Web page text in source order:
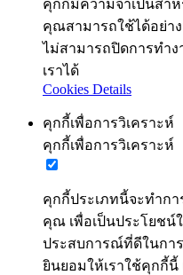
คุกกี้มีความจำเป็นสำห
คุณสามารถใช้ได้อย่า
ไม่สามารถปิดการทำ
เราได้
Cookies Details
คุกกี้เพื่อการวิเคราะห์
คุกกี้เพื่อการวิเคราะห์
คุกกี้ประเภทนี้จะทำกา
คุณ เพื่อเป็นประโยชน์
ประสบการณ์ที่ดีในกา
ยินยอมให้เราใช้คุกกี้นี้